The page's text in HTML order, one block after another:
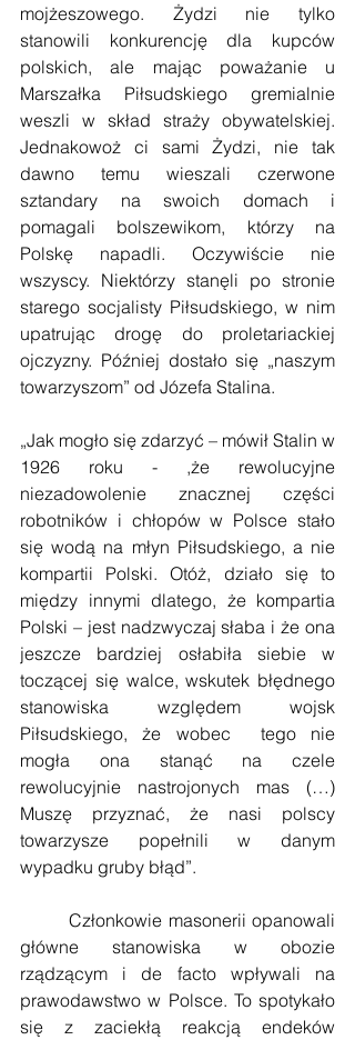
mojżeszowego. Żydzi nie tylko
stanowili konkurencję dla kupców
polskich, ale mając poważanie u
Marszałka Piłsudskiego gremialnie
weszli w skład straży obywatelskiej.
Jednakowoż ci sami Żydzi, nie tak
dawno temu wieszali czerwone
sztandary na swoich domach i
pomagali bolszewikom, którzy na
Polskę napadli. Oczywiście nie
wszyscy. Niektórzy stanęli po stronie
starego socjalisty Piłsudskiego, w nim
upatrując drogę do proletariackiej
ojczyzny. Później dostało się „naszym
towarzyszom” od Józefa Stalina.
„Jak mogło się zdarzyć – mówił Stalin w
1926 roku - ,że rewolucyjne
niezadowolenie znacznej części
robotników i chłopów w Polsce stało
się wodą na młyn Piłsudskiego, a nie
kompartii Polski. Otóż, działo się to
między innymi dlatego, że kompartia
Polski – jest nadzwyczaj słaba i że ona
jeszcze bardziej osłabiła siebie w
toczącej się walce, wskutek błędnego
stanowiska względem wojsk
Piłsudskiego, że wobec  tego nie
mogła ona stanąć na czele
rewolucyjnie nastrojonych mas (…)
Muszę przyznać, że nasi polscy
towarzysze popełnili w danym
wypadku gruby błąd”.
główne stanowiska w obozie
rządzącym i de facto wpływali na
prawodawstwo w Polsce. To spotykało
się z zaciekłą reakcją endeków